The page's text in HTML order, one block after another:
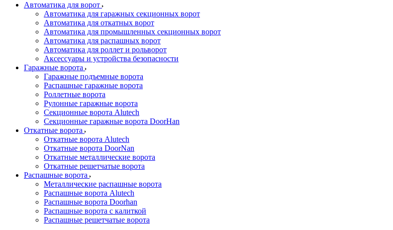
Автоматика для ворот
Автоматика для гаражных секционных ворот
Автоматика для откатных ворот
Автоматика для промышленных секционных ворот
Автоматика для распашных ворот
Автоматика для роллет и рольворот
Аксессуары и устройства безопасности
Гаражные ворота
Гаражные подъемные ворота
Распашные гаражные ворота
Роллетные ворота
Рулонные гаражные ворота
Секционные ворота Alutech
Секционные гаражные ворота DoorHan
Откатные ворота
Откатные ворота Alutech
Откатные ворота DoorNan
Откатные металлические ворота
Откатные решетчатые ворота
Распашные ворота
Металлические распашные ворота
Распашные ворота Alutech
Распашные ворота Doorhan
Распашные ворота с калиткой
Распашные решетчатые ворота